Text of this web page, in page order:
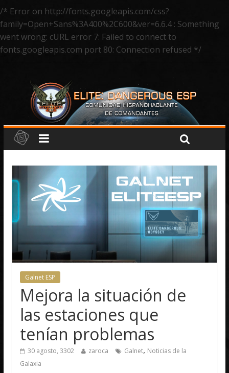
/* Error on http://fonts.googleapis.com/css?
family=Open+Sans%3A400%2C600&ver=6.6.4 : Something
went wrong: cURL error 7: Failed to connect to
fonts.googleapis.com port 80: Connection refused */
Galnet ESP
Mejora la situación de
las estaciones que
tenían problemas
30 agosto, 3302 zaroca Galnet, Noticias de la
Galaxia